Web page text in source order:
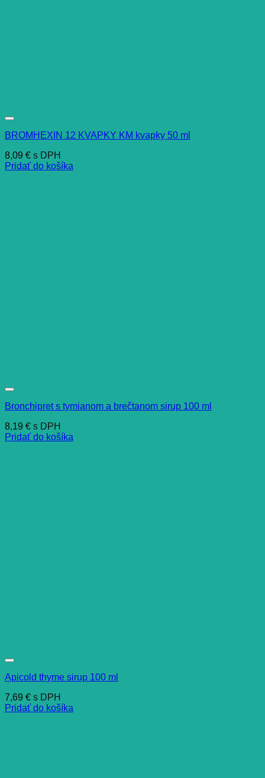
BROMHEXIN 12 KVAPKY KM kvapky 50 ml
8,09 € s DPH
Pridať do košíka
Bronchipret s tymianom a brečtanom sirup 100 ml
8,19 € s DPH
Pridať do košíka
Apicold thyme sirup 100 ml
7,69 € s DPH
Pridať do košíka